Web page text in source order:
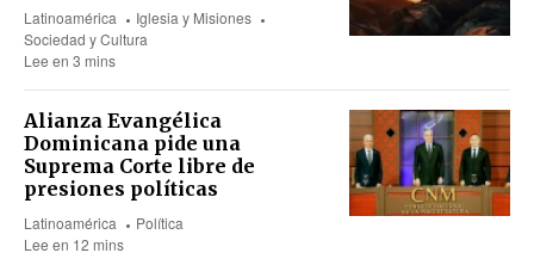
Latinoamérica
Iglesia y Misiones
Sociedad y Cultura
Lee en 3 mins
Alianza Evangélica
Dominicana pide una
Suprema Corte libre de
presiones políticas
Latinoamérica
Política
Lee en 12 mins